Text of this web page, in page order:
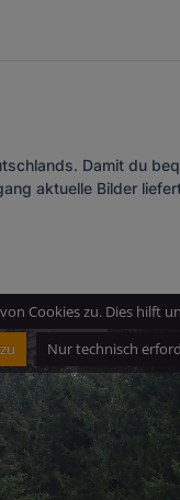
Damit du
aktuelle Bilder